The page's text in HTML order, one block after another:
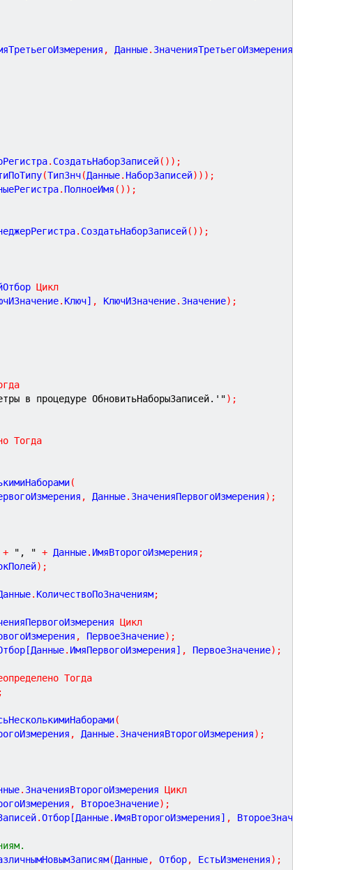
, Данные. ЗначенияТретьегоИзмерения
. СоздатьНаборЗаписей( ) ) ;
(ТипЗнч(Данные. НаборЗаписей) ) ) ;
. ПолноеИмя ( ) ) ;
. СоздатьНаборЗаписей( ) ) ;
Цикл
. Ключ] , КлючИЗначение. Значение) ;
в процедуре ОбновитьНаборыЗаписей.'") ;
Тогда
(
, Данные. ЗначенияПервогоИзмерения) ;
+ ", " + Данные. ИмяВторогоИзмерения ;
) ;
. КоличествоПоЗначениям;
Цикл
, ПервоеЗначение) ;
. ИмяПервогоИзмерения] , ПервоеЗначение) ;
Тогда
(
, Данные. ЗначенияВторогоИзмерения) ;
. ЗначенияВторогоИзмерения Цикл
, ВтороеЗначение) ;
.Отбор[Данные. ИмяВторогоИзмерения] , ВтороеЗначение
(Данные, Отбор, ЕстьИзменения) ;